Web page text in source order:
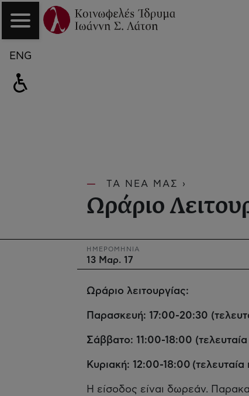
ENG
ΤΑ ΝΕΑ ΜΑΣ ›
Ωράριο
ΗΜΕΡΟΜΗΝΙΑ
13 Μαρ. 17
Ωράριο λειτουργίας:
Παρασκευή: 17:00-20:30
Σάββατο: 11:00-18:00
Κυριακή: 12:00-18:00
Η είσοδος είναι δωρεάν.